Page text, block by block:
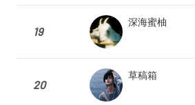
19
深海蜜柚
20
草稿箱